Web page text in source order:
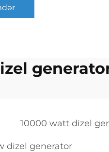
10000 watt dizel
dizel generator